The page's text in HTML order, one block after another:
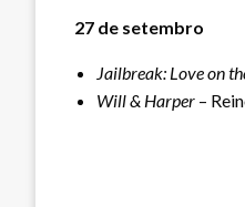
27 de setembro
Jailbreak: Love on
Will & Harper –